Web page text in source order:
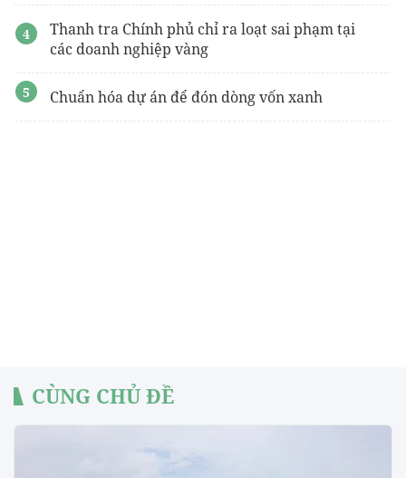
Thanh tra Chính phủ chỉ ra loạt sai phạm tại
các doanh nghiệp vàng
Chuẩn hóa dự án để đón dòng vốn xanh
CÙNG CHỦ ĐỀ